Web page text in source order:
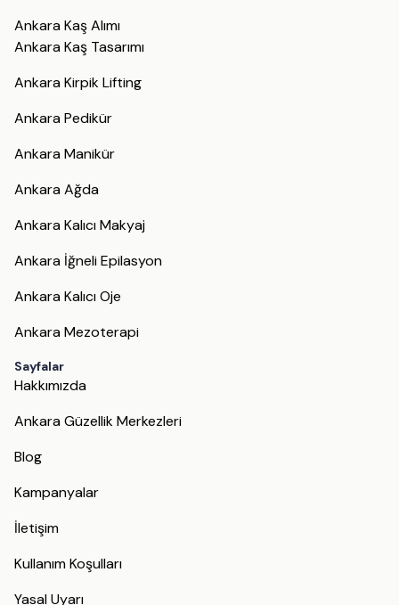
Ankara Kaş Alımı
Ankara Kaş Tasarımı
Ankara Kirpik Lifting
Ankara Pedikür
Ankara Manikür
Ankara Ağda
Ankara Kalıcı Makyaj
Ankara İğneli Epilasyon
Ankara Kalıcı Oje
Ankara Mezoterapi
Sayfalar
Hakkımızda
Ankara Güzellik Merkezleri
Blog
Kampanyalar
İletişim
Kullanım Koşulları
Yasal Uyarı